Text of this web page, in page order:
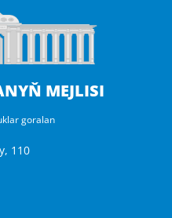
MEJLISI
goralan
110